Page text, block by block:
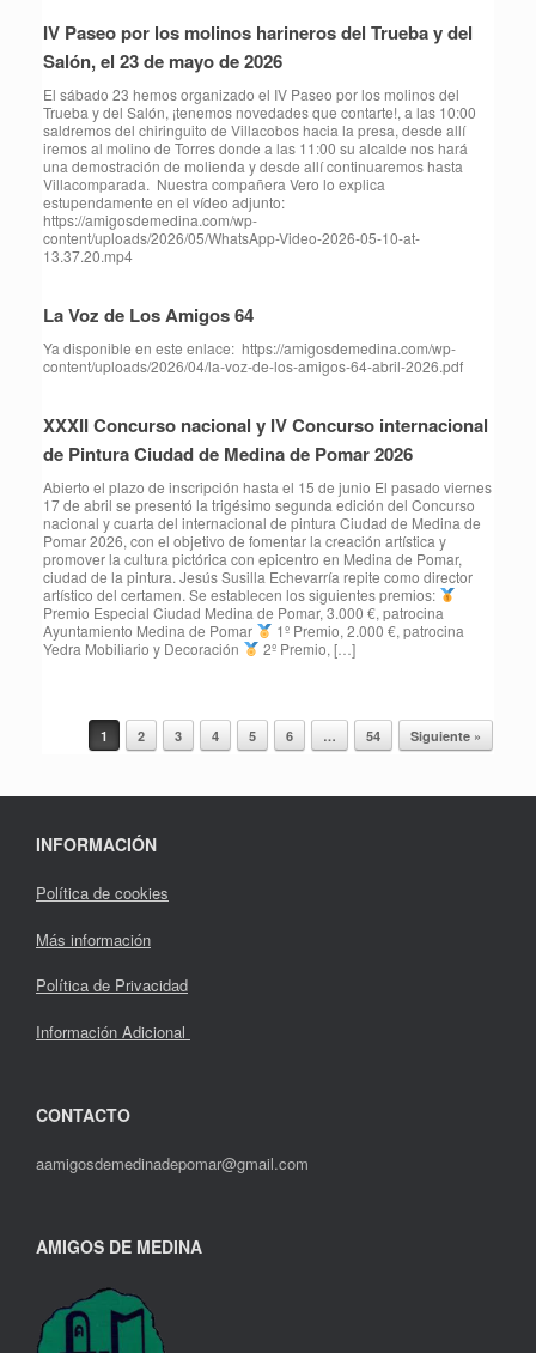
IV Paseo por los molinos harineros del Trueba y del
Salón, el 23 de mayo de 2026
⁠El sábado 23 hemos organizado el IV Paseo por los molinos del
Trueba y del Salón, ¡tenemos novedades que contarte!, a las 10:00
saldremos del chiringuito de Villacobos hacia la presa, desde allí
iremos al molino de Torres donde a las 11:00 su alcalde nos hará
una demostración de molienda y desde allí continuaremos hasta
Villacomparada. Nuestra compañera Vero lo explica
estupendamente en el vídeo adjunto:
https://amigosdemedina.com/wp-
content/uploads/2026/05/WhatsApp-Video-2026-05-10-at-
13.37.20.mp4
La Voz de Los Amigos 64
Ya disponible en este enlace: https://amigosdemedina.com/wp-
content/uploads/2026/04/la-voz-de-los-amigos-64-abril-2026.pdf
XXXII Concurso nacional y IV Concurso internacional
de Pintura Ciudad de Medina de Pomar 2026
Abierto el plazo de inscripción hasta el 15 de junio El pasado viernes
17 de abril se presentó la trigésimo segunda edición del Concurso
nacional y cuarta del internacional de pintura Ciudad de Medina de
Pomar 2026, con el objetivo de fomentar la creación artística y
promover la cultura pictórica con epicentro en Medina de Pomar,
ciudad de la pintura. Jesús Susilla Echevarría repite como director
artístico del certamen. Se establecen los siguientes premios:
Premio Especial Ciudad Medina de Pomar, 3.000 €, patrocina
Ayuntamiento Medina de Pomar
1º Premio, 2.000 €, patrocina
Yedra Mobiliario y Decoración
2º Premio, […]
Navegador de artículos
1 2 3 4 5 6 … 54 Siguiente »
INFORMACIÓN
Política de cookies
Más información
Política de Privacidad
Información Adicional
CONTACTO
aamigosdemedinadepomar@gmail.com
AMIGOS DE MEDINA